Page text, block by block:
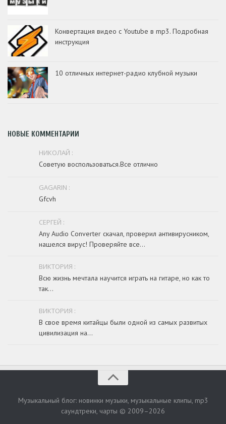
Конвертация видео с Youtube в mp3. Подробная
инструкция
10 отличных интернет-радио клубной музыки
НОВЫЕ КОММЕНТАРИИ
НИКОЛАЙ :
Советую воспользоваться.Все отлично
GAGARIN :
Gfcvh
СЕРГЕЙ :
Any Audio Converter скачал, проверил антивирусником,
нашелся вирус! Проверяйте все...
ВИКТОРИЯ :
Всю жизнь мечтала научится играть на гитаре, но как то
так...
ВИКТОРИЯ :
В свое время китайцы были одной из самых развитых
цивилизация на...
Музыкальный блог: новинки музыки, музыкальные клипы, mp3
саундтреки, чарты © 2009–2026